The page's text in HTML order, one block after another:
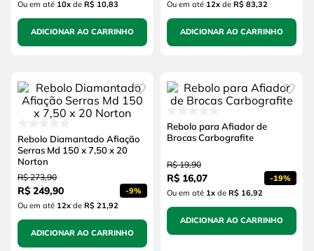
Ou em até 10xde R$ 10,83
ADICIONAR AO CARRINHO
Ou em até 12xde R$ 83,32
ADICIONAR AO CARRINHO
Rebolo Diamantado Afiação
Serras Md 150 x 7,50 x 20
Norton
R$ 273,90
R$ 249,90 -9%
Ou em até 12xde R$ 21,92
ADICIONAR AO CARRINHO
Rebolo para Afiador de
Brocas Carbografite
R$ 19,90
R$ 16,07 -19%
Ou em até 1xde R$ 16,92
ADICIONAR AO CARRINHO